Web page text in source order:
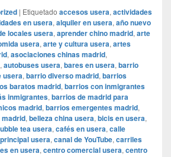
| Etiquetado accesos usera, actividades
en usera, alquiler en usera, año nuevo
locales usera, aprender chino madrid, arte
usera, arte y cultura usera, artes
, asociaciones chinas madrid,
, autobuses usera, bares en usera, barrio
usera, barrio diverso madrid, barrios
baratos madrid, barrios con inmigrantes
inmigrantes, barrios de madrid para
madrid, barrios emergentes madrid,
, belleza china usera, bicis en usera,
tea usera, cafés en usera, calle
usera, canal de YouTube, carriles
en usera, centro comercial usera, centro